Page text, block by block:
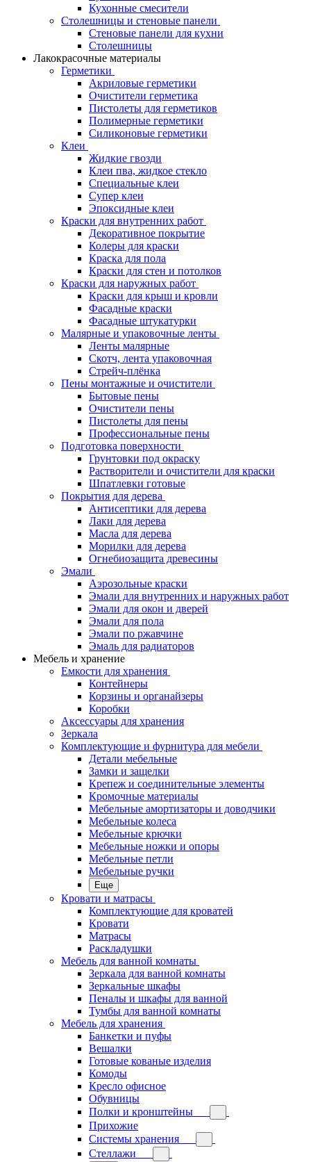
Кухонные смесители
Столешницы и стеновые панели
Стеновые панели для кухни
Столешницы
Лакокрасочные материалы
Герметики
Акриловые герметики
Очистители герметика
Пистолеты для герметиков
Полимерные герметики
Силиконовые герметики
Клеи
Жидкие гвозди
Клеи пва, жидкое стекло
Специальные клеи
Супер клеи
Эпоксидные клеи
Краски для внутренних работ
Декоративное покрытие
Колеры для краски
Краска для пола
Краски для стен и потолков
Краски для наружных работ
Краски для крыш и кровли
Фасадные краски
Фасадные штукатурки
Малярные и упаковочные ленты
Ленты малярные
Скотч, лента упаковочная
Стрейч-плёнка
Пены монтажные и очистители
Бытовые пены
Очистители пены
Пистолеты для пены
Профессиональные пены
Подготовка поверхности
Грунтовки под окраску
Растворители и очистители для краски
Шпатлевки готовые
Покрытия для дерева
Антисептики для дерева
Лаки для дерева
Масла для дерева
Морилки для дерева
Огнебиозащита древесины
Эмали
Аэрозольные краски
Эмали для внутренних и наружных работ
Эмали для окон и дверей
Эмали для пола
Эмали по ржавчине
Эмаль для радиаторов
Мебель и хранение
Емкости для хранения
Контейнеры
Корзины и органайзеры
Коробки
Аксессуары для хранения
Зеркала
Комплектующие и фурнитура для мебели
Детали мебельные
Замки и защелки
Крепеж и соединительные элементы
Кромочные материалы
Мебельные амортизаторы и доводчики
Мебельные колеса
Мебельные крючки
Мебельные ножки и опоры
Мебельные петли
Мебельные ручки
Еще
Кровати и матрасы
Комплектующие для кроватей
Кровати
Матрасы
Раскладушки
Мебель для ванной комнаты
Зеркала для ванной комнаты
Зеркальные шкафы
Пеналы и шкафы для ванной
Тумбы для ванной комнаты
Мебель для хранения
Банкетки и пуфы
Вешалки
Готовые кованые изделия
Комоды
Кресло офисное
Обувницы
Полки и кронштейны
Прихожие
Системы хранения
Стеллажи